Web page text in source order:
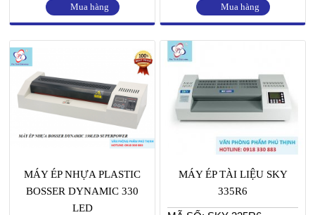
Mua hàng
Mua hàng
MÁY ÉP NHỰA PLASTIC
BOSSER DYNAMIC 330
LED
MÁY ÉP TÀI LIỆU SKY
335R6